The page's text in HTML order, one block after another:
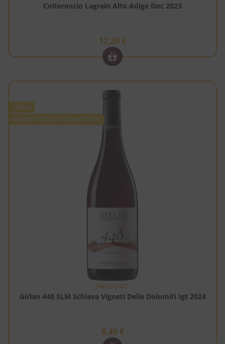
Colterenzio Lagrein Alto Adige Doc 2023
12,20 €
ITALIA
VIGNETI DELLE DOLOMITI IGT
PRODUCT
Girlan 448 SLM Schiava Vigneti Delle Dolomiti Igt 2024
8,40 €